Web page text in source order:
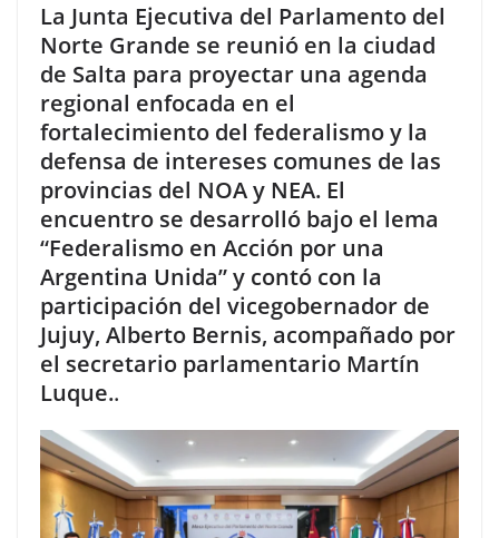
La Junta Ejecutiva del Parlamento del
Norte Grande se reunió en la ciudad
de Salta para proyectar una agenda
regional enfocada en el
fortalecimiento del federalismo y la
defensa de intereses comunes de las
provincias del NOA y NEA. El
encuentro se desarrolló bajo el lema
“Federalismo en Acción por una
Argentina Unida” y contó con la
participación del vicegobernador de
Jujuy, Alberto Bernis, acompañado por
el secretario parlamentario Martín
Luque..